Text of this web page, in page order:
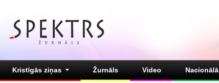
Kristīgās ziņas Žurnāls Video